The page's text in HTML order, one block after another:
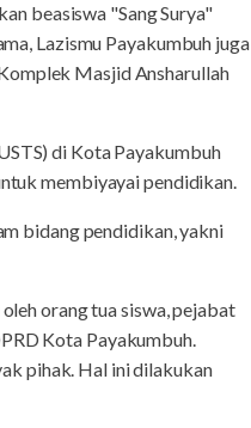
beasiswa "Sang Surya"
Lazismu Payakumbuh juga
Masjid Ansharullah
di Kota Payakumbuh
membiyayai pendidikan.
bidang pendidikan, yakni
orang tua siswa, pejabat
Kota Payakumbuh.
pihak. Hal ini dilakukan